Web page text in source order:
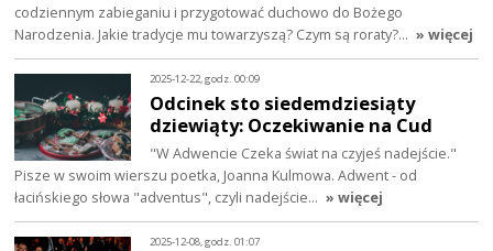
codziennym zabieganiu i przygotować duchowo do Bożego
Narodzenia. Jakie tradycje mu towarzyszą? Czym są roraty?… » więcej
2025-12-22, godz. 00:09
Odcinek sto siedemdziesiąty
dziewiąty: Oczekiwanie na Cud
"W Adwencie Czeka świat na czyjeś nadejście."
Pisze w swoim wierszu poetka, Joanna Kulmowa. Adwent - od
łacińskiego słowa "adventus", czyli nadejście… » więcej
2025-12-08, godz. 01:07